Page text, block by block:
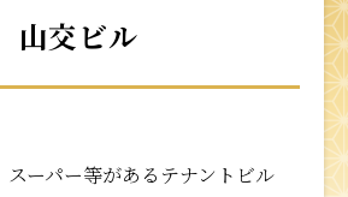
山交ビル
スーパー等があるテナントビル